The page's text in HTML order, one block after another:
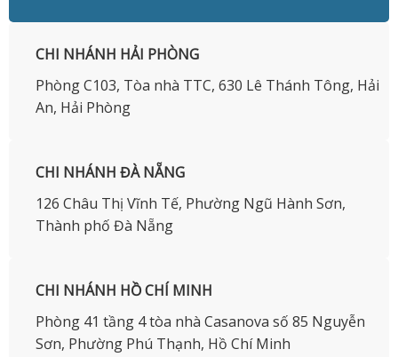
CHI NHÁNH HẢI PHÒNG
Phòng C103, Tòa nhà TTC, 630 Lê Thánh Tông, Hải
An, Hải Phòng
CHI NHÁNH ĐÀ NẴNG
126 Châu Thị Vĩnh Tế, Phường Ngũ Hành Sơn,
Thành phố Đà Nẵng
CHI NHÁNH HỒ CHÍ MINH
Phòng 41 tầng 4 tòa nhà Casanova số 85 Nguyễn
Sơn, Phường Phú Thạnh, Hồ Chí Minh